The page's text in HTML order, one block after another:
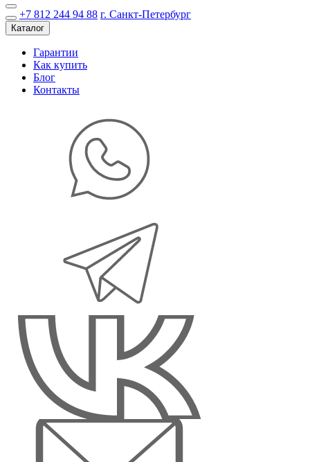
+7 812 244 94 88 г. Санкт-Петербург
Каталог
Гарантии
Как купить
Блог
Контакты